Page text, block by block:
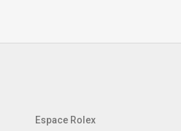
Espace Rolex